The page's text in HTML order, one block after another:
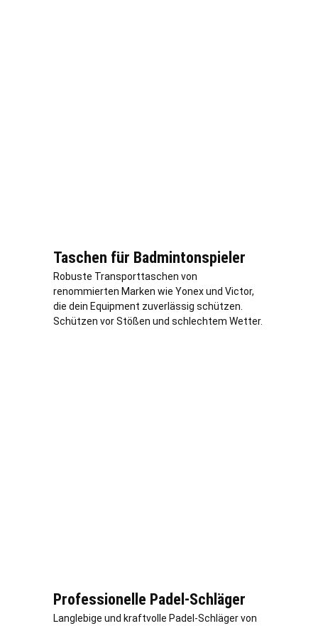
Taschen für Badmintonspieler
Robuste Transporttaschen von
renommierten Marken wie Yonex und Victor,
die dein Equipment zuverlässig schützen.
Schützen vor Stößen und schlechtem Wetter.
Professionelle Padel-Schläger
Langlebige und kraftvolle Padel-Schläger von